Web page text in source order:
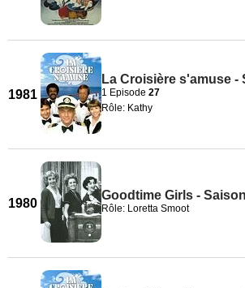
1981
La Croisière s'amuse -
1 Episode 27
Rôle: Kathy
1980
Goodtime Girls -
Rôle: Loretta Smoot